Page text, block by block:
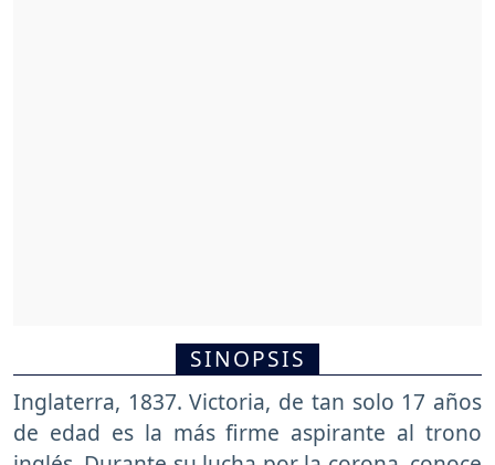
SINOPSIS
Inglaterra, 1837. Victoria, de tan solo 17 años
de edad es la más firme aspirante al trono